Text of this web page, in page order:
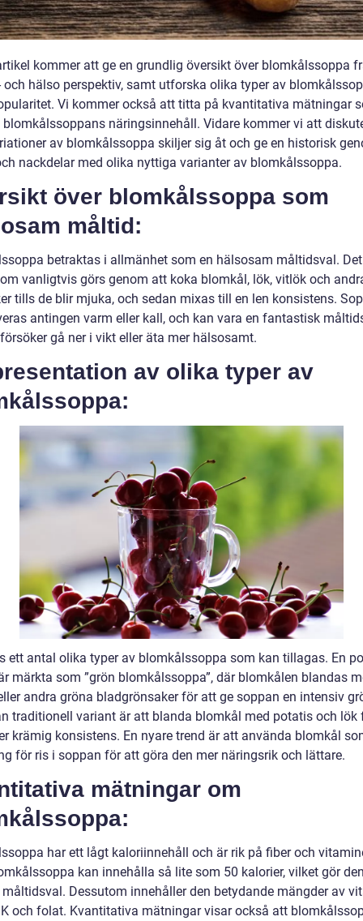
kommer att ge en grundlig översikt över blomkålssoppa
och hälso perspektiv, samt utforska olika typer av
Vi kommer också att titta på kvantitativa mätningar
blomkålssoppans näringsinnehåll. Vidare kommer vi att
av blomkålssoppa skiljer sig åt och ge en historisk
nackdelar med olika nyttiga varianter av blomkålssoppa.
över blomkålssoppa som
måltid:
betraktas i allmänhet som en hälsosam måltidsval.
vanligtvis görs genom att koka blomkål, lök, vitlök och
tills de blir mjuka, och sedan mixas till en len konsistens.
antingen varm eller kall, och kan vara en fantastisk
gå ner i vikt eller äta mer hälsosamt.
av olika typer av
ett antal olika typer av blomkålssoppa som kan tillagas. En
märkta som ”grön blomkålssoppa”, där blomkålen blandas
andra gröna bladgrönsaker för att ge soppan en intensiv
traditionell variant är att blanda blomkål med potatis och lök
krämig konsistens. En nyare trend är att använda blomkål
för ris i soppan för att göra den mer näringsrik och lättare.
mätningar om
har ett lågt kaloriinnehåll och är rik på fiber och
kan innehålla så lite som 50 kalorier, vilket gör
Dessutom innehåller den betydande mängder av
och folat. Kvantitativa mätningar visar också att